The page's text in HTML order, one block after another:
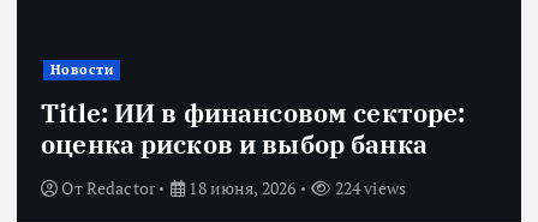
Новости
Title: ИИ в финансовом секторе:
оценка рисков и выбор банка
ОтRedactor 18 июня, 2026 224 views